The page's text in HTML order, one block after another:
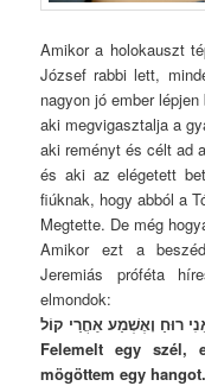
Amikor a holokauszt
József rabbi lett,
nagyon jó ember
aki megvigasztalja a
aki reményt és célt ad
és aki az elégetett
fiúknak, hogy abból a
Megtette. De még
Amikor ezt a
Jeremiás próféta
elmondok:
רוּחַ וָאֶשְׁמַע אַחֲרַי קוֹל
Felemelt egy szél,
mögöttem egy hangot.